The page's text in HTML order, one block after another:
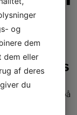
2+2 års
garanti på
produkter
og
dem
dem eller
af deres
du